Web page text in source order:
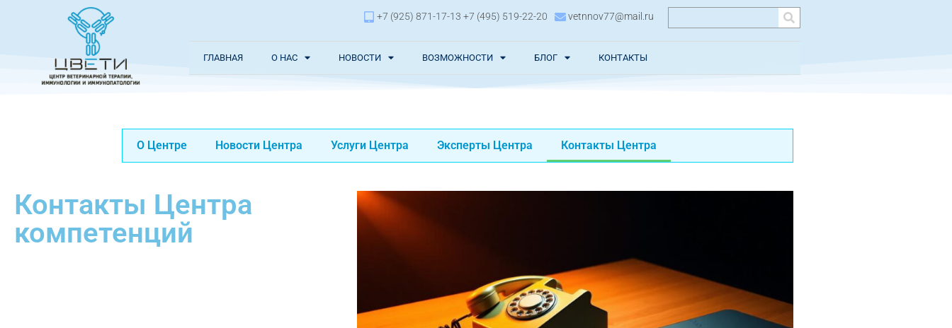
+7 (925) 871-17-13 +7 (495) 519-22-20 vetnnov77@mail.ru
ГЛАВНАЯ О НАС НОВОСТИ ВОЗМОЖНОСТИ БЛОГ КОНТАКТЫ
О Центре Новости Центра Услуги Центра Эксперты Центра Контакты Центра
Контакты Центра
компетенций